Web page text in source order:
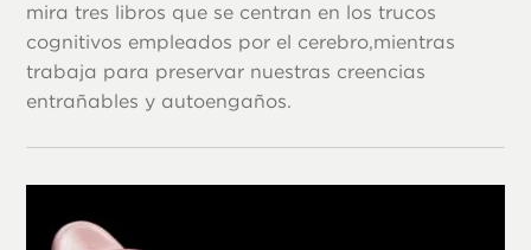
mira tres libros que se centran en los trucos
cognitivos empleados por el cerebro,mientras
trabaja para preservar nuestras creencias
entrañables y autoengaños.